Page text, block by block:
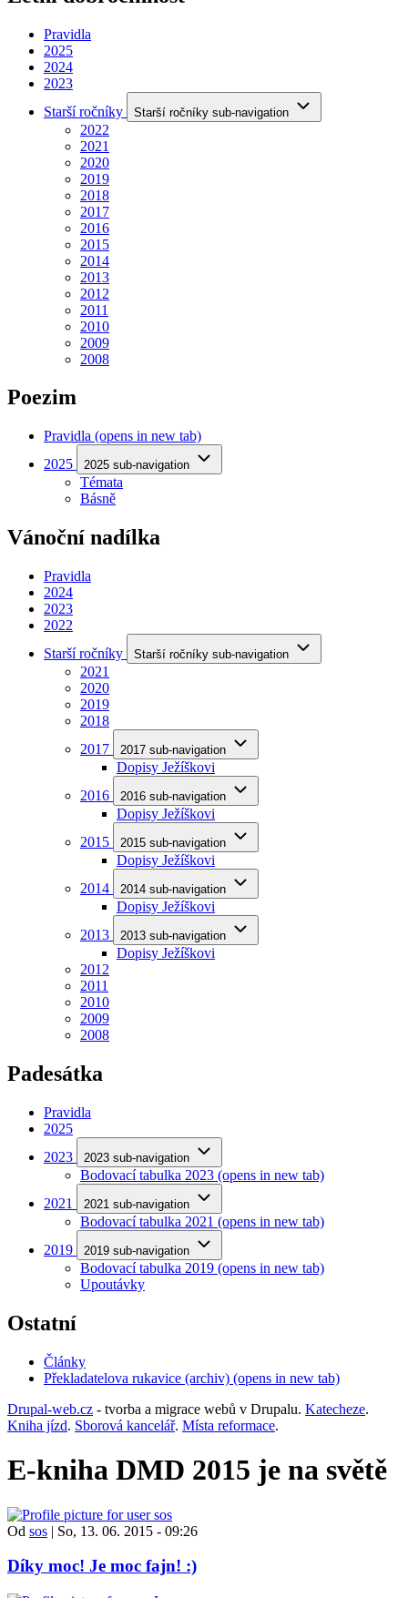
Pravidla
2025
2024
2023
Starší ročníky
Starší ročníky sub-navigation
2022
2021
2020
2019
2018
2017
2016
2015
2014
2013
2012
2011
2010
2009
2008
Poezim
Pravidla (opens in new tab)
2025
2025 sub-navigation
Témata
Básně
Vánoční nadílka
Pravidla
2024
2023
2022
Starší ročníky
Starší ročníky sub-navigation
2021
2020
2019
2018
2017
2017 sub-navigation
Dopisy Ježíškovi
2016
2016 sub-navigation
Dopisy Ježíškovi
2015
2015 sub-navigation
Dopisy Ježíškovi
2014
2014 sub-navigation
Dopisy Ježíškovi
2013
2013 sub-navigation
Dopisy Ježíškovi
2012
2011
2010
2009
2008
Padesátka
Pravidla
2025
2023
2023 sub-navigation
Bodovací tabulka 2023 (opens in new tab)
2021
2021 sub-navigation
Bodovací tabulka 2021 (opens in new tab)
2019
2019 sub-navigation
Bodovací tabulka 2019 (opens in new tab)
Upoutávky
Ostatní
Články
Překladatelova rukavice (archiv) (opens in new tab)
Drupal-web.cz - tvorba a migrace webů v Drupalu. Katecheze.
Kniha jízd. Sborová kancelář. Místa reformace.
E-kniha DMD 2015 je na světě
Od sos | So, 13. 06. 2015 - 09:26
Díky moc! Je moc fajn! :)